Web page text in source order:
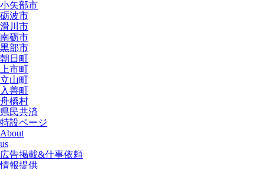
小矢部市
砺波市
滑川市
南砺市
黒部市
朝日町
上市町
立山町
入善町
舟橋村
県民共済
特設ページ
About
us
広告掲載&仕事依頼
情報提供